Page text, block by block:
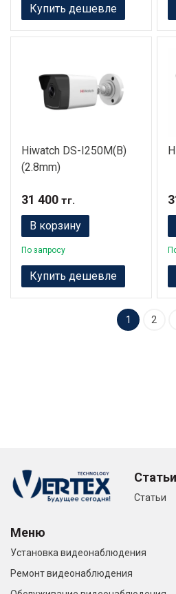
Купить дешевле
Hiwatch DS-I250M(B)
(2.8mm)
31 400 тг.
В корзину
По запросу
Купить дешевле
1 2
Статьи
Статьи
Меню
Установка видеонаблюдения
Ремонт видеонаблюдения